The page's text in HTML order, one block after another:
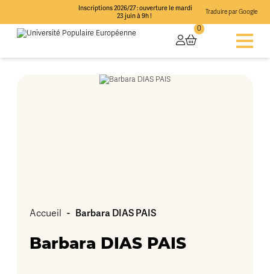
Inscriptions 2026/27 : ouverture le mardi
23 juin à 9h !
Traduire par Google
0
Accueil - Barbara DIAS PAIS
Barbara DIAS PAIS